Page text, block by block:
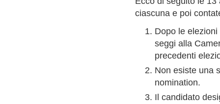
ciascuna e poi
Dopo le
seggi alla
precedenti
Non esiste una
nomination.
Il candidato